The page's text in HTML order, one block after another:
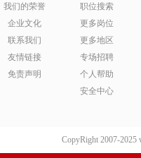
我们的荣誉
企业文化
联系我们
友情链接
免责声明
职位搜索
更多岗位
更多地区
专场招聘
个人帮助
安全中心
CopyRight 2007-